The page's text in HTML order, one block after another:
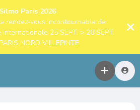
Silmo Paris 2026
rendez-vous incontournable de
25 SEPT. > 28 SEPT.
NORD VILLEPINTE